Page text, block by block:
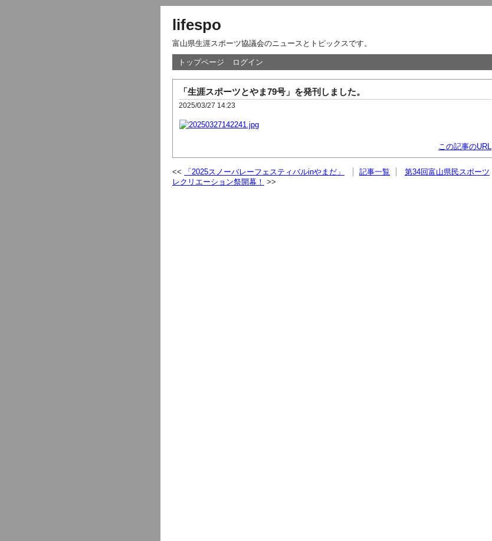
lifespo
富山県生涯スポーツ協議会のニュースとトピックスです。
トップページ ログイン
「生涯スポーツとやま79号」を発刊しました。
2025/03/27 14:23
この記事のURL
「2025スノーバレーフェスティバルinやまだ」 記事一覧
第34回富山県民スポーツ
レクリエーション祭開幕！